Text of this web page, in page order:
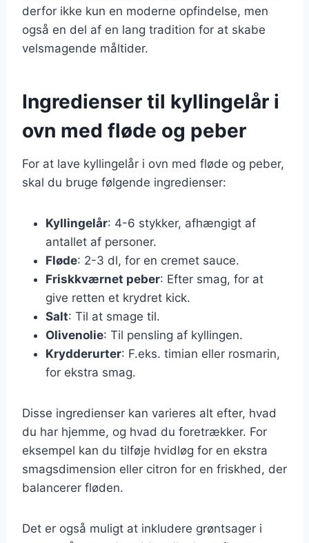
derfor ikke kun en moderne opfindelse, men
også en del af en lang tradition for at skabe
velsmagende måltider.
Ingredienser til kyllingelår i
ovn med fløde og peber
For at lave kyllingelår i ovn med fløde og peber,
skal du bruge følgende ingredienser:
Kyllingelår: 4-6 stykker, afhængigt af
antallet af personer.
Fløde: 2-3 dl, for en cremet sauce.
Friskkværnet peber: Efter smag, for at
give retten et krydret kick.
Salt: Til at smage til.
Olivenolie: Til pensling af kyllingen.
Krydderurter: F.eks. timian eller rosmarin,
for ekstra smag.
Disse ingredienser kan varieres alt efter, hvad
du har hjemme, og hvad du foretrækker. For
eksempel kan du tilføje hvidløg for en ekstra
smagsdimension eller citron for en friskhed, der
balancerer fløden.
Det er også muligt at inkludere grøntsager i